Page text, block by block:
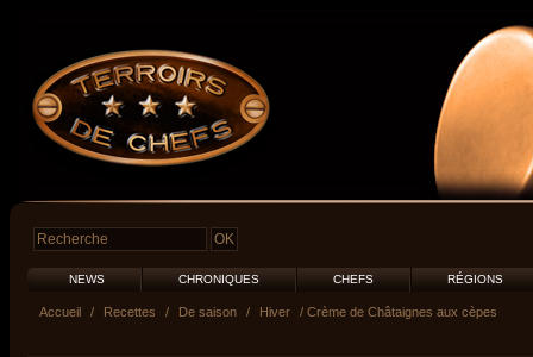
NEWS CHRONIQUES CHEFS RÉGIONS
Accueil / Recettes / De saison / Hiver / Crème de Châtaignes aux cèpes